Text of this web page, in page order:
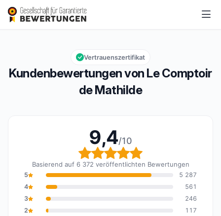
Le Comptoir de Mathilde
Gesamtbewertung: 9,4 von 10
9,4/10
Kundenbewertungen von Le Comptoir
de Mathilde
Vertrauenszertifikat
9,4/10
Gesamtbewertung: 9,4
Basierend auf 6 372 veröffentlichten Bewertungen
5
5 287
4
561
3
246
2
117